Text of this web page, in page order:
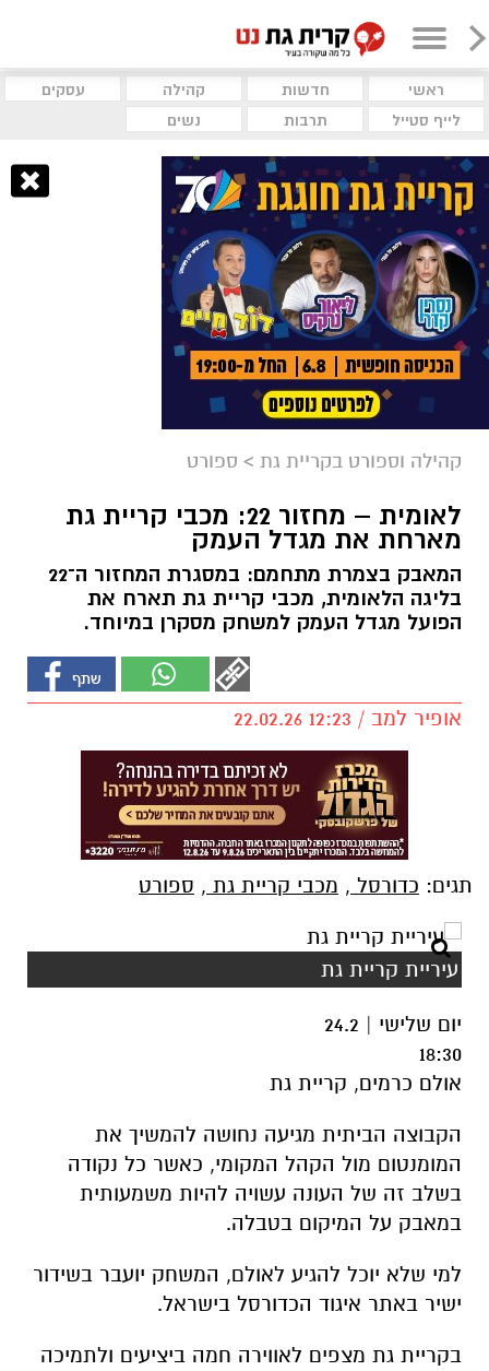
ראשי חדשות קהילה
עסקים
לייף סטייל
תרבות נשים
קהילה וספורט בקריית גת > ספורט
לאומית – מחזור 22: מכבי קריית גת
מארחת את מגדל העמק
המאבק בצמרת מתחמם: במסגרת המחזור ה־22
בליגה הלאומית, מכבי קריית גת תארח את
הפועל מגדל העמק למשחק מסקרן במיוחד.
אופיר למב / 12:23 22.02.26
תגים: כדורסל , מכבי קריית גת , ספורט
עיריית קריית גת
יום שלישי | 24.2
18:30
אולם כרמים, קריית גת
הקבוצה הביתית מגיעה נחושה להמשיך את
המומנטום מול הקהל המקומי, כאשר כל נקודה
בשלב זה של העונה עשויה להיות משמעותית
במאבק על המיקום בטבלה.
למי שלא יוכל להגיע לאולם, המשחק יועבר בשידור
ישיר באתר איגוד הכדורסל בישראל.
בקריית גת מצפים לאווירה חמה ביציעים ולתמיכה